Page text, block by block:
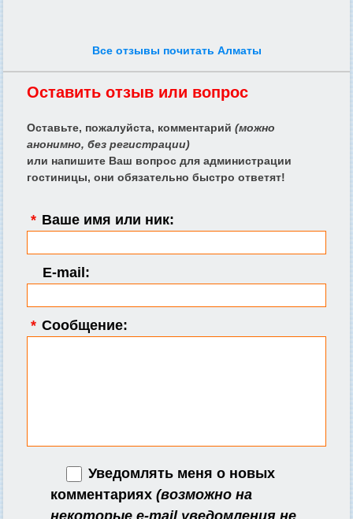
Все отзывы почитать Алматы
Оставить отзыв или вопрос
Оставьте, пожалуйста, комментарий (можно
анонимно, без регистрации)
или напишите Ваш вопрос для администрации
гостиницы, они обязательно быстро ответят!
* Ваше имя или ник:
E-mail:
* Сообщение:
Уведомлять меня о новых
комментариях (возможно на
некоторые e-mail уведомления не